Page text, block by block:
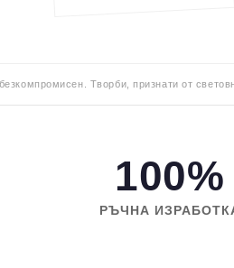
Творби, признати от
100%
РЪЧНА